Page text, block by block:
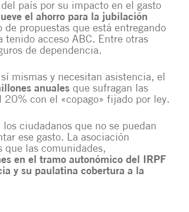
país por su impacto en el gasto
el ahorro para la jubilación
propuestas que está entregando
acceso ABC. Entre otras
de dependencia.
mismas y necesitan asistencia, el
anuales que sufragan las
20% con el «copago» fijado por ley.
ciudadanos que no se puedan
ese gasto. La asociación
que las comunidades,
en el tramo autonómico del IRPF
y su paulatina cobertura a la